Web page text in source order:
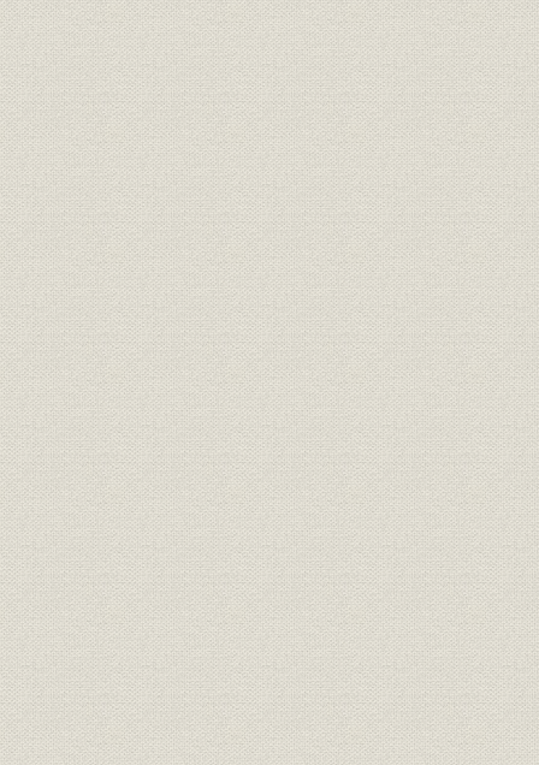
事業所
東京府統計表による明治前期に
おける製靴工場の概要(明治
9~14年)
明治9年
(1881年)
生産
文明開化(明治20年ごろまで)の
靴の製造実績
明治9年
(1887年)
沿革
日本製靴(株)の創立系統図(桜組
系、東京製皮系、大蔵組系、福
島合名系)
慶応(1860
治43年)
通貨 日銀券発行前の政府紙幣10円札 [明治10年
金融機関
明治15年、日本銀行の開業当時
の建物は永代橋際にあった。な
お、のちに現在地の日本橋・本
石町へ移転
明治15年
製造工程
明治の錦絵「靴製造場の図」静
斎年一・画
[明治12年
資料
『東京流行細見記』の中の靴師
たち。(明治18年刊、告解図書館
蔵)
明治18年
靴;風俗
楊州周延「貴顕舞踏(きけんぶと
う)の略図」。女性の夜会服は、
襟元が広くあいたイブニング・
ドレス調が普通だが、図のよう
に襟元を包むのは、和服の習慣
から肌をあらわにすることを慎
んだからであろう(樋口弘氏蔵)
[明治20年
生産;業界
明治20年代東京各工場の靴の製
造実績
明治20年
(1898年)